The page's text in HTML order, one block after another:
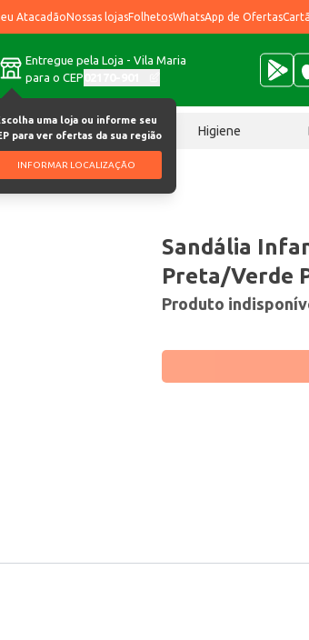
AtacadãoNossas lojasFolhetosWhatsApp de Ofertas
Entregue pela Loja - Vila Maria
para o CEP
uma loja ou informe seu
para ver ofertas da sua região
INFORMAR LOCALIZAÇÃO
Chocolates Higiene
32 Preta/Verde Par
Sandália
Preta/Verde
Produto